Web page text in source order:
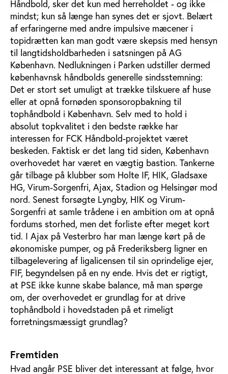
Håndbold, sker det kun med herreholdet - og ikke
mindst; kun så længe han synes det er sjovt. Belært
af erfaringerne med andre impulsive mæcener i
topidrætten kan man godt være skepsis med hensyn
til langtidsholdbarheden i satsningen på AG
København. Nedlukningen i Parken udstiller dermed
københavnsk håndbolds generelle sindsstemning:
Det er stort set umuligt at trække tilskuere af huse
eller at opnå fornøden sponsoropbakning til
tophåndbold i København. Selv med to hold i
absolut topkvalitet i den bedste række har
interessen for FCK Håndbold-projektet været
beskeden. Faktisk er det lang tid siden, København
overhovedet har været en vægtig bastion. Tankerne
går tilbage på klubber som Holte IF, HIK, Gladsaxe
HG, Virum-Sorgenfri, Ajax, Stadion og Helsingør mod
nord. Senest forsøgte Lyngby, HIK og Virum-
Sorgenfri at samle trådene i en ambition om at opnå
fordums storhed, men det forliste efter meget kort
tid. I Ajax på Vesterbro har man længe kørt på de
økonomiske pumper, og på Frederiksberg ligner en
tilbagelevering af ligalicensen til sin oprindelige ejer,
FIF, begyndelsen på en ny ende. Hvis det er rigtigt,
at PSE ikke kunne skabe balance, må man spørge
om, der overhovedet er grundlag for at drive
tophåndbold i hovedstaden på et rimeligt
forretningsmæssigt grundlag?
Fremtiden
Hvad angår PSE bliver det interessant at følge, hvor